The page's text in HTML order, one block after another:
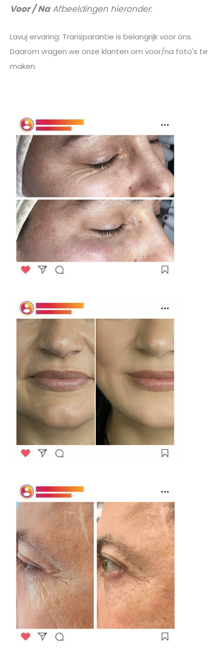
Voor / NaAfbeeldingen hieronder.
Lavuj ervaring: Transparantie is belangrijk voor ons.
Daarom vragen we onze klanten om voor/na foto's te
maken.